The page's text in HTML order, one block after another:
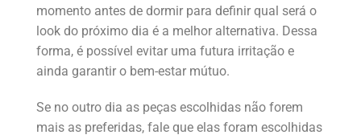
momento antes de dormir para definir qual será o
look do próximo dia é a melhor alternativa. Dessa
forma, é possível evitar uma futura irritação e
ainda garantir o bem-estar mútuo.
Se no outro dia as peças escolhidas não forem
mais as preferidas, fale que elas foram escolhidas